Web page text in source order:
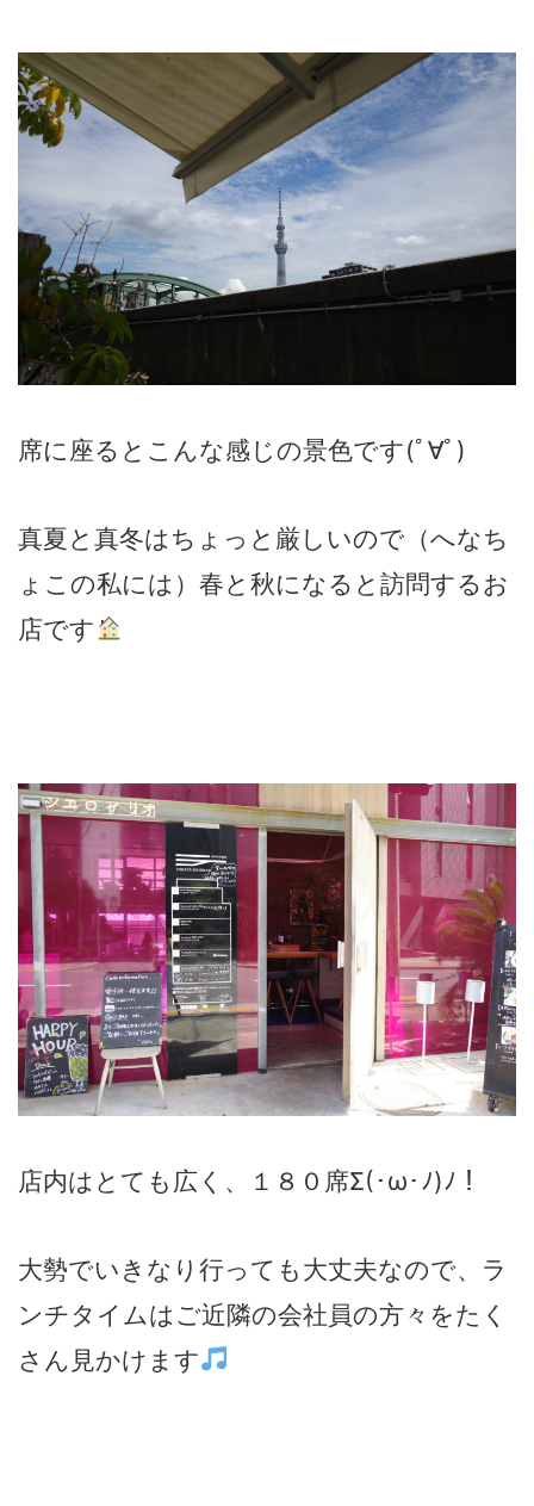
席に座るとこんな感じの景色です(ﾟ∀ﾟ)
真夏と真冬はちょっと厳しいので（へなち
ょこの私には）春と秋になると訪問するお
店です
店内はとても広く、１８０席Σ(･ω･ﾉ)ﾉ！
大勢でいきなり行っても大丈夫なので、ラ
ンチタイムはご近隣の会社員の方々をたく
さん見かけます